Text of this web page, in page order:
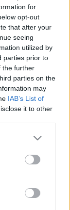
for
opt-out
that after your
seeing
utilized by
parties prior to
the further
parties on the
may
IAB’s List of
it to other
more Google
may click to
party tags to
below Google
tagok
október
fókuszáló
ami
megváltJosh
közös
miután a
pár
távozott a
követett.
sokáig, és